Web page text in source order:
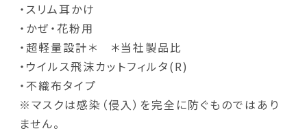
・スリム耳かけ
・かぜ・花粉用
・超軽量設計＊ ＊当社製品比
・ウイルス飛沫カットフィルタ(R)
・不織布タイプ
※マスクは感染（侵入）を完全に防ぐものではあり
ません。